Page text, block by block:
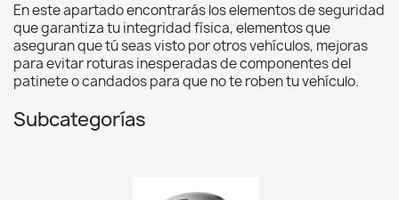
En este apartado encontrarás los elementos de seguridad
que garantiza tu integridad física, elementos que
aseguran que tú seas visto por otros vehículos, mejoras
para evitar roturas inesperadas de componentes del
patinete o candados para que no te roben tu vehículo.
Subcategorías